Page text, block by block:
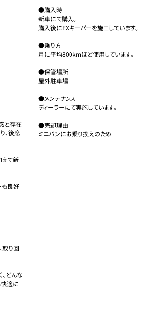
と存在
、後席
えて新
も良好
取り回
どんな
快適に
●購入時
新車にて購入。
購入後にEXキーパーを施工しています。
●乗り方
月に平均800kmほど使用しています。
●保管場所
屋外駐車場
●メンテナンス
ディーラーにて実施しています。
●売却理由
ミニバンにお乗り換えのため